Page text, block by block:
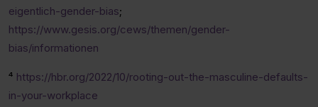
eigentlich-gender-bias;
https://www.gesis.org/cews/themen/gender-
bias/informationen
⁴ https://hbr.org/2022/10/rooting-out-the-masculine-defaults-
in-your-workplace